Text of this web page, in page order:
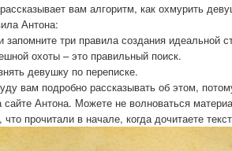
вам алгоритм, как охмурить
Антона:
запомните три правила создания идеальной
охоты – это правильный поиск.
девушку по переписке.
вам подробно рассказывать об этом,
сайте Антона. Можете не волноваться
что прочитали в начале, когда дочитаете